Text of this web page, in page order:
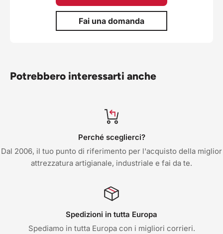
Fai una domanda
Potrebbero interessarti anche
Perché sceglierci?
Dal 2006, il tuo punto di riferimento per l'acquisto della miglior
attrezzatura artigianale, industriale e fai da te.
Spedizioni in tutta Europa
Spediamo in tutta Europa con i migliori corrieri.